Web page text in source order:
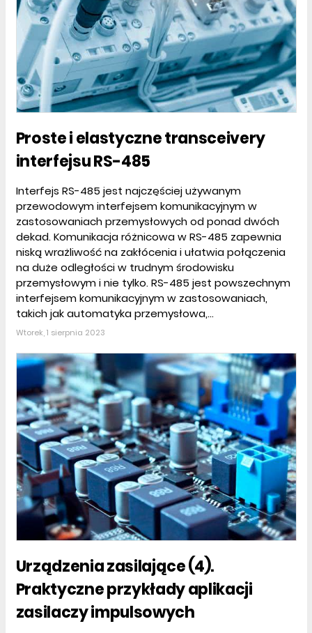
Proste i elastyczne transceivery
interfejsu RS-485
Interfejs RS-485 jest najczęściej używanym
przewodowym interfejsem komunikacyjnym w
zastosowaniach przemysłowych od ponad dwóch
dekad. Komunikacja różnicowa w RS-485 zapewnia
niską wrażliwość na zakłócenia i ułatwia połączenia
na duże odległości w trudnym środowisku
przemysłowym i nie tylko. RS-485 jest powszechnym
interfejsem komunikacyjnym w zastosowaniach,
takich jak automatyka przemysłowa,...
Wtorek, 1 sierpnia 2023
Urządzenia zasilające (4).
Praktyczne przykłady aplikacji
zasilaczy impulsowych